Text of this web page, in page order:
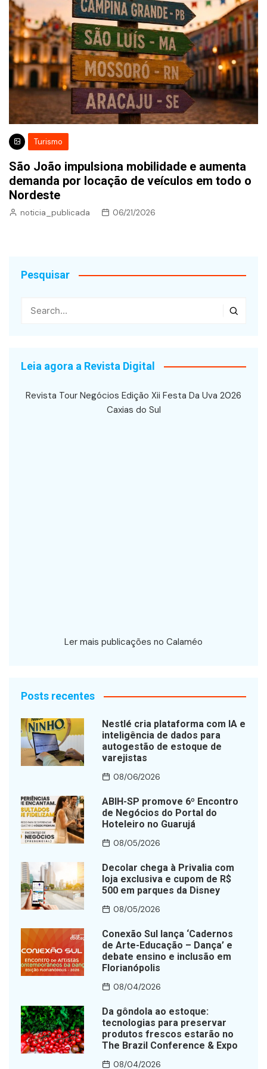
Turismo
São João impulsiona mobilidade e aumenta
demanda por locação de veículos em todo o
Nordeste
noticia_publicada 06/21/2026
Pesquisar
Leia agora a Revista Digital
Revista Tour Negócios Edição Xii Festa Da Uva 2026
Caxias do Sul
Ler mais publicações no Calaméo
Posts recentes
Nestlé cria plataforma com IA e
inteligência de dados para
autogestão de estoque de
varejistas
08/06/2026
ABIH-SP promove 6º Encontro
de Negócios do Portal do
Hoteleiro no Guarujá
08/05/2026
Decolar chega à Privalia com
loja exclusiva e cupom de R$
500 em parques da Disney
08/05/2026
Conexão Sul lança ‘Cadernos
de Arte-Educação – Dança’ e
debate ensino e inclusão em
Florianópolis
08/04/2026
Da gôndola ao estoque:
tecnologias para preservar
produtos frescos estarão no
The Brazil Conference & Expo
08/04/2026